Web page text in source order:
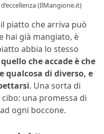
(IlMangione.it)
piatto che arriva può
hai già mangiato, è
abbia lo stesso
che accade è che
qualcosa di diverso, e
. Una sorta di
una promessa di
ogni boccone.